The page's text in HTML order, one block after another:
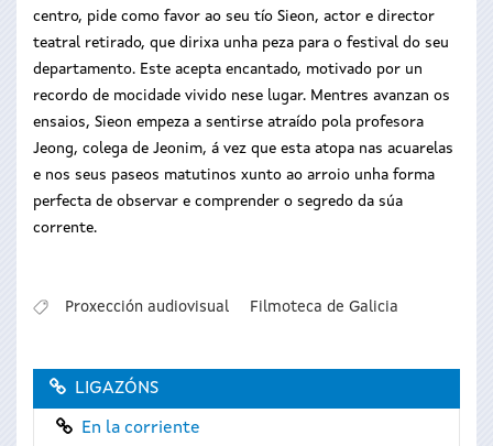
centro, pide como favor ao seu tío Sieon, actor e director
teatral retirado, que dirixa unha peza para o festival do seu
departamento. Este acepta encantado, motivado por un
recordo de mocidade vivido nese lugar. Mentres avanzan os
ensaios, Sieon empeza a sentirse atraído pola profesora
Jeong, colega de Jeonim, á vez que esta atopa nas acuarelas
e nos seus paseos matutinos xunto ao arroio unha forma
perfecta de observar e comprender o segredo da súa
corrente.
Proxección audiovisual Filmoteca de Galicia
LIGAZÓNS
En la corriente